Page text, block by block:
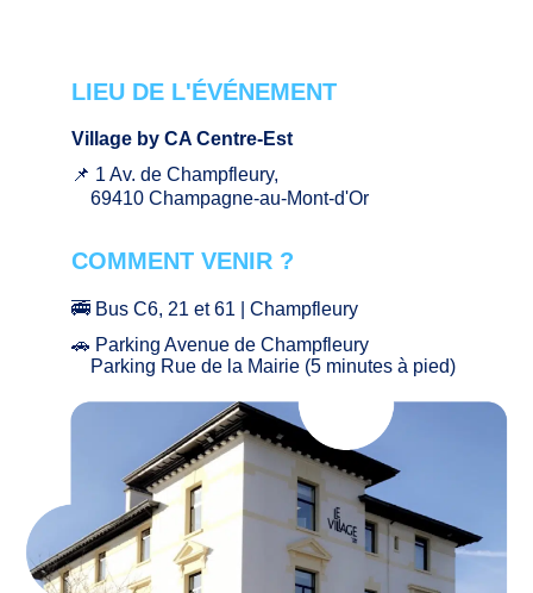
LIEU DE L'ÉVÉNEMENT
Village by CA Centre-Est
📌 1 Av. de Champfleury,
69410 Champagne-au-Mont-d'Or
COMMENT VENIR ?
🚎 Bus C6, 21 et 61
Champfleury
🚗 Parking Avenue de Champfleury
Parking Rue de la Mairie (5 minutes à pied)